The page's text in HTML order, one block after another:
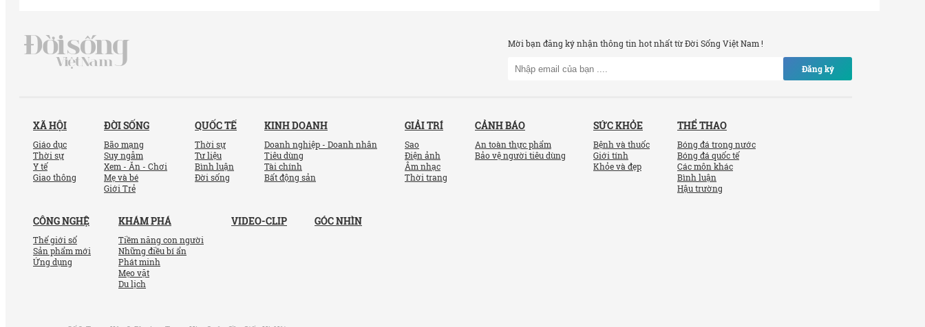
Mời bạn đăng ký nhận thông tin hot nhất từ Đời Sống Việt Nam !
Đăng ký
XÃ HỘI
Giáo dục
Thời sự
Y tế
Giao thông
ĐỜI SỐNG
Bão mạng
Suy ngẫm
Xem - Ăn - Chơi
Mẹ và bé
Giới Trẻ
QUỐC TẾ
Thời sự
Tư liệu
Bình luận
Đời sống
KINH DOANH
Doanh nghiệp - Doanh nhân
Tiêu dùng
Tài chính
Bất động sản
GIẢI TRÍ
Sao
Điện ảnh
Âm nhạc
Thời trang
CẢNH BÁO
An toàn thực phẩm
Bảo vệ người tiêu dùng
SỨC KHỎE
Bệnh và thuốc
Giới tính
Khỏe và đẹp
THỂ THAO
Bóng đá trong nước
Bóng đá quốc tế
Các môn khác
Bình luận
Hậu trường
CÔNG NGHỆ
Thế giới số
Sản phẩm mới
Ứng dụng
KHÁM PHÁ
Tiềm năng con người
Những điều bí ẩn
Phát minh
Mẹo vặt
Du lịch
VIDEO-CLIP GÓC NHÌN